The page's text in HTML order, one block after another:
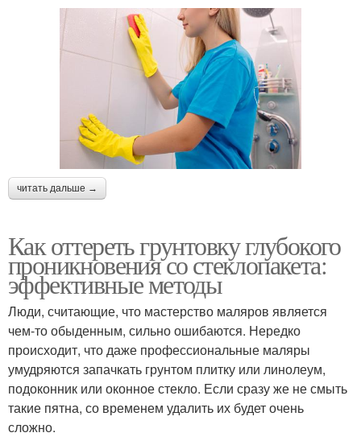
читать дальше →
Как оттереть грунтовку глубокого
проникновения со стеклопакета:
эффективные методы
Люди, считающие, что мастерство маляров является
чем-то обыденным, сильно ошибаются. Нередко
происходит, что даже профессиональные маляры
умудряются запачкать грунтом плитку или линолеум,
подоконник или оконное стекло. Если сразу же не смыть
такие пятна, со временем удалить их будет очень
сложно.